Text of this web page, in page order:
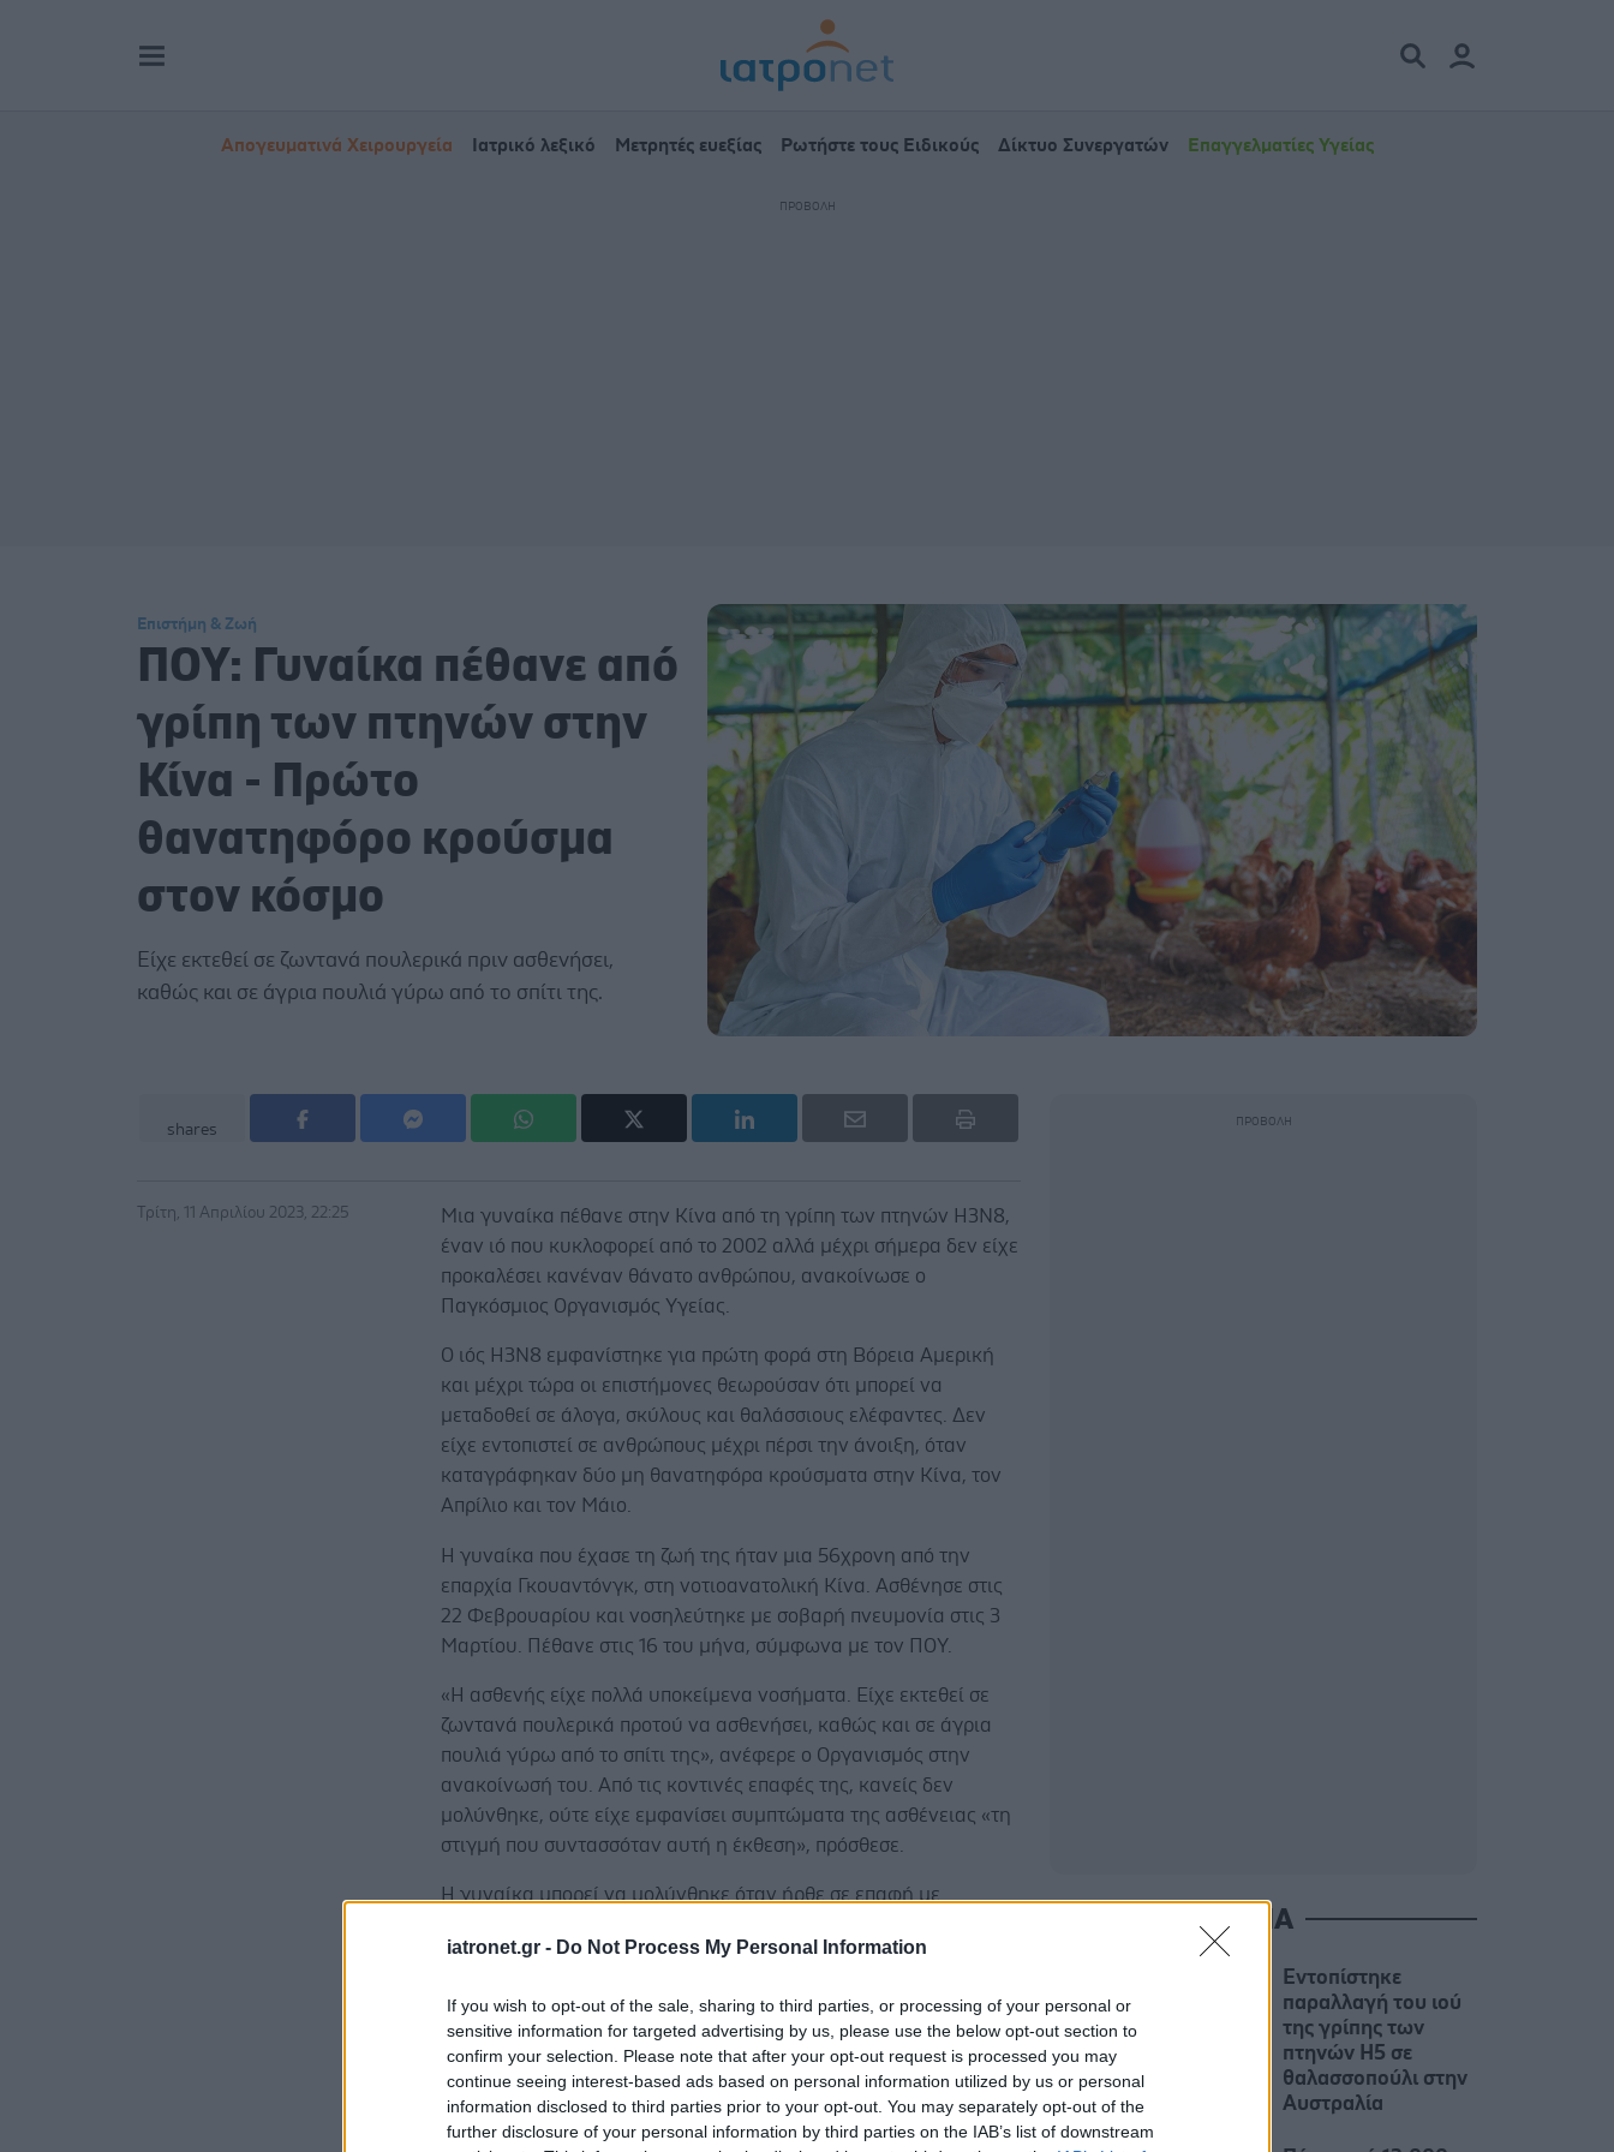
iatronet.gr - Do Not Process My Personal Information
If you wish to opt-out of the sale, sharing to third parties, or processing of your personal or
sensitive information for targeted advertising by us, please use the below opt-out section to
confirm your selection. Please note that after your opt-out request is processed you may
continue seeing interest-based ads based on personal information utilized by us or personal
information disclosed to third parties prior to your opt-out. You may separately opt-out of the
further disclosure of your personal information by third parties on the IAB’s list of downstream
Απογευματινά Χειρουργεία Ιατρικό λεξικό Μετρητές ευεξίας Ρωτήστε τους Ειδικούς Δίκτυο Συνεργατών Επαγγελματίες Υγείας
Επιστήμη & Ζωή
ΠΟΥ: Γυναίκα πέθανε από
γρίπη των πτηνών στην
Κίνα - Πρώτο
θανατηφόρο κρούσμα
στον κόσμο
Είχε εκτεθεί σε ζωντανά πουλερικά πριν ασθενήσει,
καθώς και σε άγρια πουλιά γύρω από το σπίτι της.
shares
Τρίτη, 11 Απριλίου 2023, 22:25
Μια γυναίκα πέθανε στην Κίνα από τη γρίπη των πτηνών Η3Ν8,
έναν ιό που κυκλοφορεί από το 2002 αλλά μέχρι σήμερα δεν είχε
προκαλέσει κανέναν θάνατο ανθρώπου, ανακοίνωσε ο
Παγκόσμιος Οργανισμός Υγείας.
Ο ιός Η3Ν8 εμφανίστηκε για πρώτη φορά στη Βόρεια Αμερική
και μέχρι τώρα οι επιστήμονες θεωρούσαν ότι μπορεί να
μεταδοθεί σε άλογα, σκύλους και θαλάσσιους ελέφαντες. Δεν
είχε εντοπιστεί σε ανθρώπους μέχρι πέρσι την άνοιξη, όταν
καταγράφηκαν δύο μη θανατηφόρα κρούσματα στην Κίνα, τον
Απρίλιο και τον Μάιο.
Η γυναίκα που έχασε τη ζωή της ήταν μια 56χρονη από την
επαρχία Γκουαντόνγκ, στη νοτιοανατολική Κίνα. Ασθένησε στις
22 Φεβρουαρίου και νοσηλεύτηκε με σοβαρή πνευμονία στις 3
Μαρτίου. Πέθανε στις 16 του μήνα, σύμφωνα με τον ΠΟΥ.
«Η ασθενής είχε πολλά υποκείμενα νοσήματα. Είχε εκτεθεί σε
ζωντανά πουλερικά προτού να ασθενήσει, καθώς και σε άγρια
πουλιά γύρω από το σπίτι της», ανέφερε ο Οργανισμός στην
ανακοίνωσή του. Από τις κοντινές επαφές της, κανείς δεν
μολύνθηκε, ούτε είχε εμφανίσει συμπτώματα της ασθένειας «τη
στιγμή που συντασσόταν αυτή η έκθεση», πρόσθεσε.
Η γυναίκα μπορεί να μολύνθηκε όταν ήρθε σε επαφή με
μόλυνσης δεν έχει ακόμη εξακριβωθεί. Άγνωστη παραμένει και
τύπου Α(Η3Ν8) που μεταδίδονται στα ζώα, σημειώνει ο ΠΟΥ,
ζητώντας να γίνουν έρευνες για το θέμα αυτό.
ΔΙΑΒΑΣΤΕ ΑΚΟΜΑ
Εντοπίστηκε
παραλλαγή του ιού
της γρίπης των
πτηνών H5 σε
θαλασσοπούλι στην
Αυστραλία